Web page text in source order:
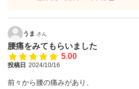
うま さん
腰痛をみてもらいました
5.00
投稿日 2024/10/16
前々から腰の痛みがあり、